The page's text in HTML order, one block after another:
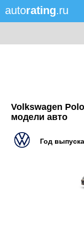
autorating.ru
Volkswagen
модели авто
Год выпуска